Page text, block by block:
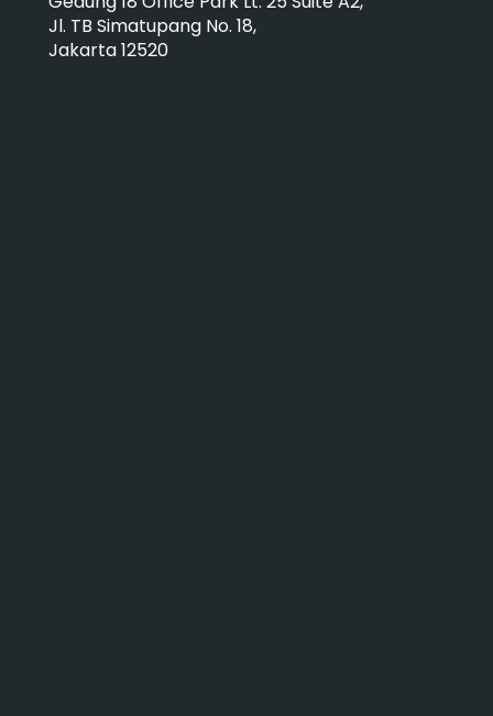
Jl. TB Simatupang No. 18,
Jakarta 12520